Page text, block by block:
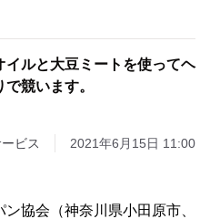
イルと大豆ミートを使ってヘ
競います。
ビス 2021年6月15日 11:00
協会（神奈川県小田原市、